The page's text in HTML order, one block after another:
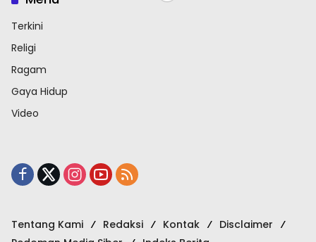
Terkini
Religi
Ragam
Gaya Hidup
Video
Tentang Kami Redaksi Kontak
Disclaimer